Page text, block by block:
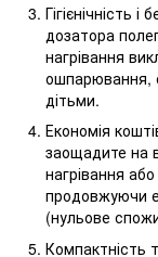
Гігієнічність
дозатора
нагрівання
ошпарювання,
дітьми.
Економія
заощадите на
нагрівання
продовжуючи
(нульове
Компактність